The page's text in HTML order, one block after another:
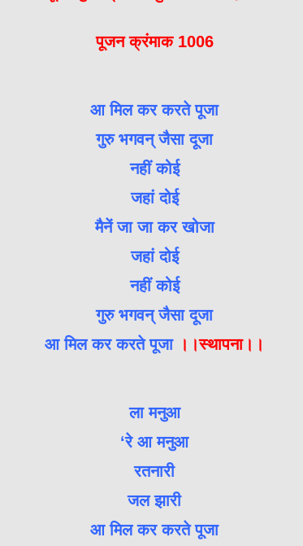
पूजन क्रंमाक 1006
आ मिल कर करते पूजा
गुरु भगवन् जैसा दूजा
नहीं कोई
जहां दोई
मैनें जा जा कर खोजा
जहां दोई
नहीं कोई
गुरु भगवन् जैसा दूजा
आ मिल कर करते पूजा।।स्थापना।।
ला मनुआ
‘रे आ मनुआ
रतनारी
जल झारी
आ मिल कर करते पूजा